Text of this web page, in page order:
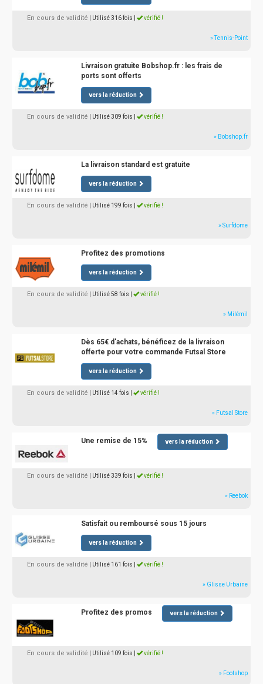
En cours de validité | Utilisé 316 fois vérifié !
» Tennis-Point
Livraison gratuite Bobshop.fr : les frais de
ports sont offerts
vers la réduction
En cours de validité | Utilisé 309 fois vérifié !
» Bobshop.fr
La livraison standard est gratuite
vers la réduction
En cours de validité | Utilisé 199 fois vérifié !
» Surfdome
Profitez des promotions
vers la réduction
En cours de validité | Utilisé 58 fois vérifié !
» Milémil
Dès 65€ d'achats, bénéficez de la livraison
offerte pour votre commande Futsal Store
vers la réduction
En cours de validité | Utilisé 14 fois vérifié !
» Futsal Store
Une remise de 15% vers la réduction
En cours de validité | Utilisé 339 fois vérifié !
» Reebok
Satisfait ou remboursé sous 15 jours
vers la réduction
En cours de validité | Utilisé 161 fois vérifié !
» Glisse Urbaine
Profitez des promos vers la réduction
En cours de validité | Utilisé 109 fois vérifié !
» Footshop